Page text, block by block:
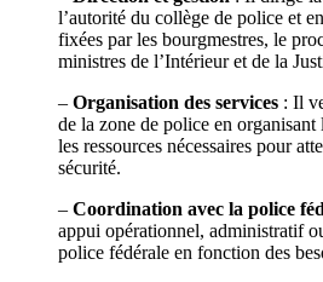
l’autorité du collège de police et
fixées par les bourgmestres, le
ministres de l’Intérieur et de la
– Organisation des services : Il
de la zone de police en organisant
les ressources nécessaires pour
sécurité.
– Coordination avec la police
appui opérationnel, administratif
police fédérale en fonction des